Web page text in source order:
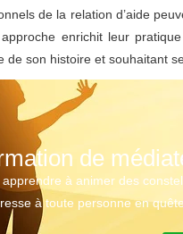
de la relation d’aide
enrichit leur
son histoire et souhaitant
de
à animer des
à toute personne en